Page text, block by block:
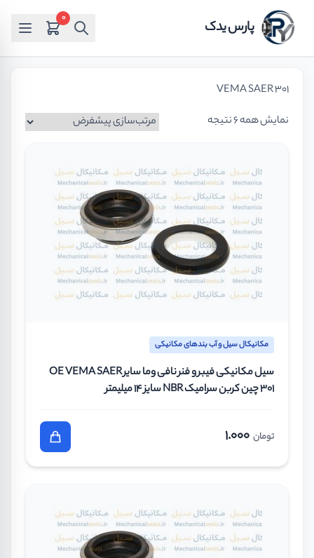
پارس یدک 0
VEMA SAER 301
نمایش همه 6 نتیجه
مکانیکال سیل و آب بندهای مکانیکی
سیل مکانیکی فیبر و فنر نافی وما سایر OE VEMA SAER
301 چین کربن سرامیک NBR سایز 14 میلیمتر
تومان 1.000